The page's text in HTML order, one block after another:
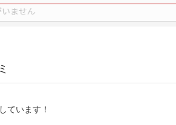
ています！